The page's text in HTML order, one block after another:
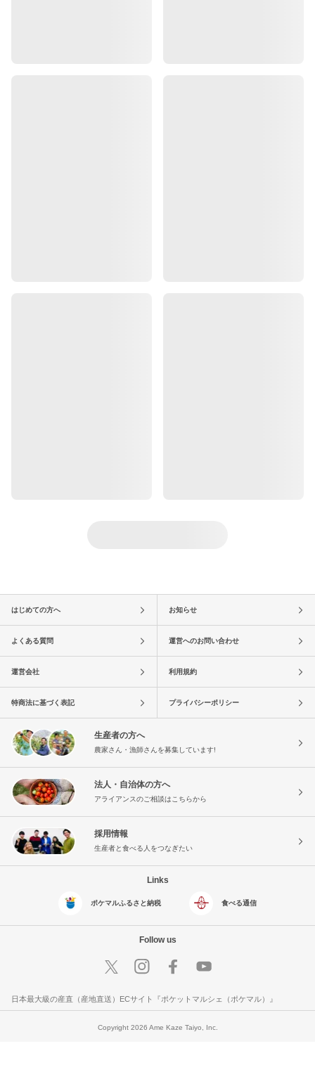
はじめての方へ お知らせ
よくある質問 運営へのお問い合わせ
運営会社 利用規約
特商法に基づく表記 プライバシーポリシー
生産者の方へ
農家さん・漁師さんを募集しています!
法人・自治体の方へ
アライアンスのご相談はこちらから
採用情報
生産者と食べる人をつなぎたい
Links
ポケマルふるさと納税 食べる通信
Follow us
日本最大級の産直（産地直送）ECサイト『ポケットマルシェ（ポケマル）』
Copyright 2026 Ame Kaze Taiyo, Inc.